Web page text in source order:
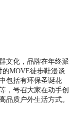
文化，品牌在年终派
MOVE徒步鞋漫谈
包括有环保圣诞花
，号召大家在动手创
品质户外生活方式。